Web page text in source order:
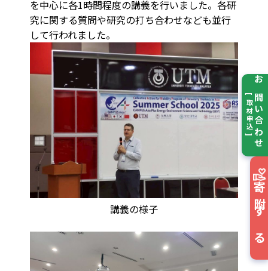
お問い合わせ
[ 取材申込 ]
寄附する
を中心に各1時間程度の講義を行いました。各研
究に関する質問や研究の打ち合わせなども並行
して行われました。
講義の様子